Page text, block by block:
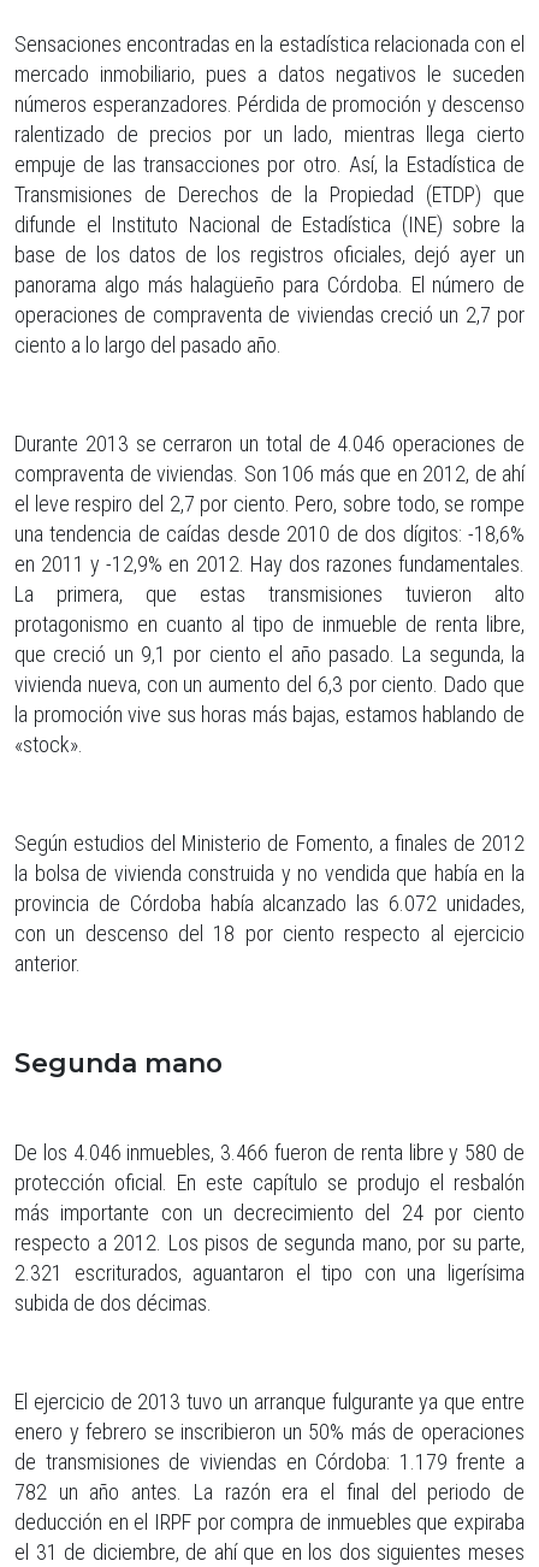
Sensaciones encontradas en la estadística relacionada con el
mercado inmobiliario, pues a datos negativos le suceden
números esperanzadores. Pérdida de promoción y descenso
ralentizado de precios por un lado, mientras llega cierto
empuje de las transacciones por otro. Así, la Estadística de
Transmisiones de Derechos de la Propiedad (ETDP) que
difunde el Instituto Nacional de Estadística (INE) sobre la
base de los datos de los registros oficiales, dejó ayer un
panorama algo más halagüeño para Córdoba. El número de
operaciones de compraventa de viviendas creció un 2,7 por
ciento a lo largo del pasado año.
Durante 2013 se cerraron un total de 4.046 operaciones de
compraventa de viviendas. Son 106 más que en 2012, de ahí
el leve respiro del 2,7 por ciento. Pero, sobre todo, se rompe
una tendencia de caídas desde 2010 de dos dígitos: -18,6%
en 2011 y -12,9% en 2012. Hay dos razones fundamentales.
La primera, que estas transmisiones tuvieron alto
protagonismo en cuanto al tipo de inmueble de renta libre,
que creció un 9,1 por ciento el año pasado. La segunda, la
vivienda nueva, con un aumento del 6,3 por ciento. Dado que
la promoción vive sus horas más bajas, estamos hablando de
«stock».
Según estudios del Ministerio de Fomento, a finales de 2012
la bolsa de vivienda construida y no vendida que había en la
provincia de Córdoba había alcanzado las 6.072 unidades,
con un descenso del 18 por ciento respecto al ejercicio
anterior.
Segunda mano
De los 4.046 inmuebles, 3.466 fueron de renta libre y 580 de
protección oficial. En este capítulo se produjo el resbalón
más importante con un decrecimiento del 24 por ciento
respecto a 2012. Los pisos de segunda mano, por su parte,
2.321 escriturados, aguantaron el tipo con una ligerísima
subida de dos décimas.
El ejercicio de 2013 tuvo un arranque fulgurante ya que entre
enero y febrero se inscribieron un 50% más de operaciones
de transmisiones de viviendas en Córdoba: 1.179 frente a
782 un año antes. La razón era el final del periodo de
deducción en el IRPF por compra de inmuebles que expiraba
el 31 de diciembre, de ahí que en los dos siguientes meses